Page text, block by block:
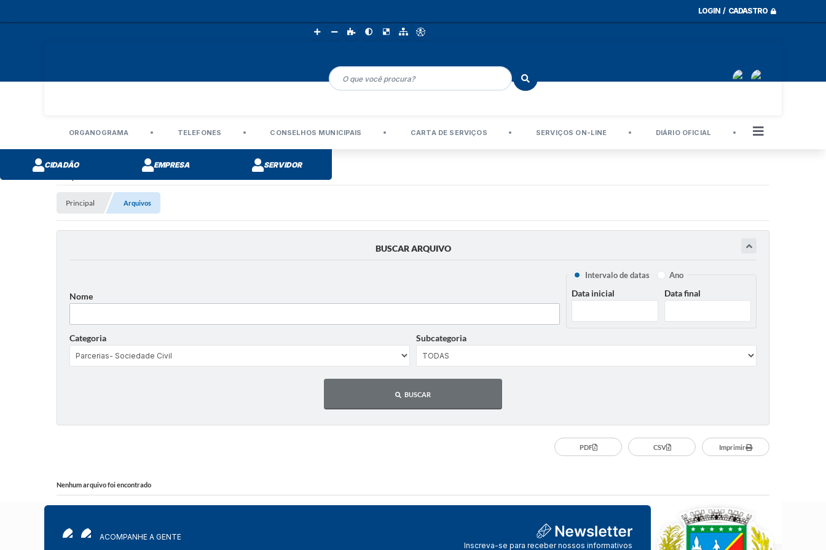
LOGIN / CADASTRO
ORGANOGRAMA TELEFONES CONSELHOS MUNICIPAIS CARTA DE SERVIÇOS SERVIÇOS ON-LINE DIÁRIO OFICIAL
CIDADÃO EMPRESA SERVIDOR
Principal Arquivos
BUSCAR ARQUIVO
Nome
Intervalo de datas Ano
Data inicial Data final
Categoria Subcategoria
BUSCAR
PDF CSV Imprimir
Nenhum arquivo foi encontrado
ACOMPANHE A GENTE
Inscreva-se para receber nossos informativos